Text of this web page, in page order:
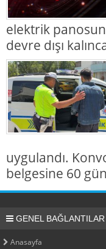
elektrik
devre dışı
uygulandı.
belgesine 60
GENEL BAĞLANTILAR
Anasayfa